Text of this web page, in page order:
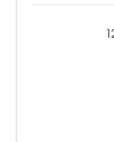
Siamo
seguendo le
gamma di